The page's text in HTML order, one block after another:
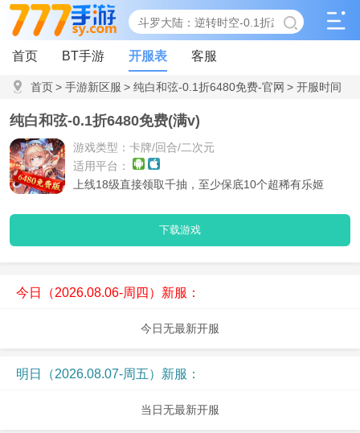
首页 BT手游 开服表 客服
首页> 手游新区服 > 纯白和弦-0.1折6480免费-官网 > 开服时间
表
纯白和弦-0.1折6480免费(满v)
游戏类型：卡牌/回合/二次元
适用平台：
上线18级直接领取千抽，至少保底10个超稀有乐姬
下载游戏
今日（2026.08.06-周四）新服：
今日无最新开服
明日（2026.08.07-周五）新服：
当日无最新开服